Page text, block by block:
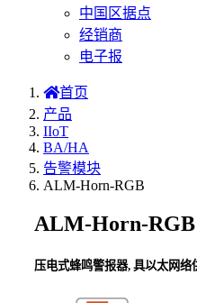
中国区据点
经销商
电子报
首页
产品
IIoT
BA/HA
告警模块
ALM-Horn-RGB
ALM-Horn-RGB
压电式蜂鸣警报器, 具以太网络